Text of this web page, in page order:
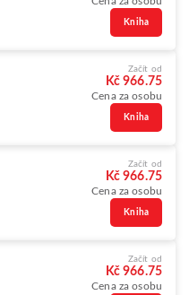
Kniha
Začít od
Kč 966.75
Cena za osobu
Kniha
Začít od
Kč 966.75
Cena za osobu
Kniha
Začít od
Kč 966.75
Cena za osobu